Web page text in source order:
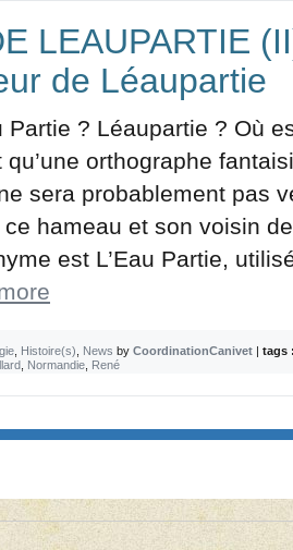
LEAUPARTIE
de Léaupartie
Partie ? Léaupartie ? Où
qu’une orthographe
sera probablement pas
hameau et son voisin
est L’Eau Partie,
Histoire(s) News by CoordinationCanivet | tags
Normandie René